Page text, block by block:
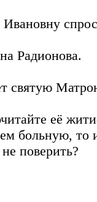
Ивановну
Радионова.
святую
её
больную, то
поверить?